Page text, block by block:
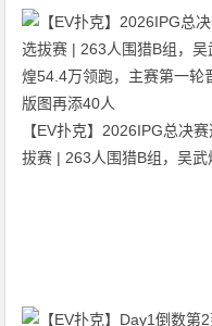
【EV扑克】2026IPG总决
拔赛 | 263人围猎B组，吴武